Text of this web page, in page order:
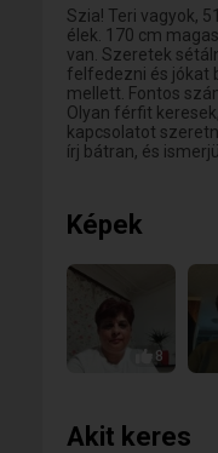
Szia! Teri vagyok,
élek. 170 cm
van. Szeretek
felfedezni és jókat
mellett. Fontos
Olyan férfit
kapcsolatot
írj bátran, és
Képek
8
Akit keres